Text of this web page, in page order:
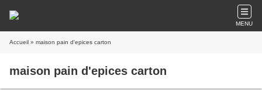
MENU
Accueil » maison pain d'epices carton
maison pain d'epices carton